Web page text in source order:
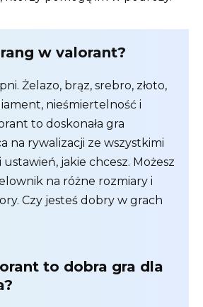
w valorant?
Żelazo, brąz, srebro, złoto,
nieśmiertelność i
to doskonała gra
na rywalizacji ze wszystkimi
jakie chcesz. Możesz
na różne rozmiary i
Czy jesteś dobry w grach
to dobra gra dla